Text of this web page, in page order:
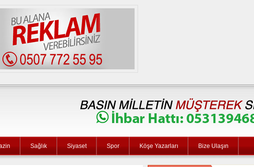
Sağlık Siyaset Spor Köşe Yazarları Bize Ulaşın